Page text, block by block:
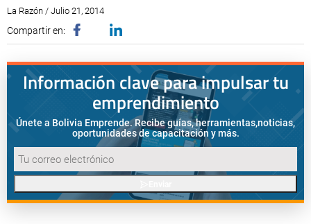
La Razón / Julio 21, 2014
Compartir en:
Información clave para impulsar tu
emprendimiento
Únete a Bolivia Emprende. Recibe guías, herramientas,noticias,
oportunidades de capacitación y más.